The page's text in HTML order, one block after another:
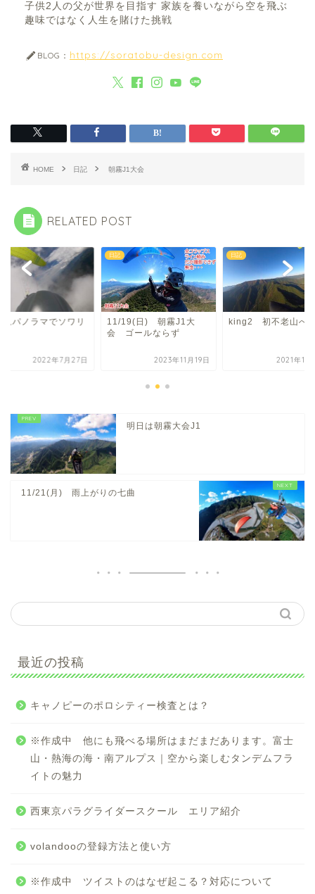
子供2人の父が世界を目指す 家族を養いながら空を飛ぶ
趣味ではなく人生を賭けた挑戦
BLOG： https://soratobu-design.com
HOME 日記 朝霧J1大会
RELATED POST
見パノラマでソワリ
2022年7月27日
日記
11/19(日) 朝霧J1大
会 ゴールならず
2023年11月19日
日記
king2 初不老山へ
2021年11
明日は朝霧大会J1
11/21(月) 雨上がりの七曲
最近の投稿
キャノピーのポロシティー検査とは？
※作成中 他にも飛べる場所はまだまだあります。富士
山・熱海の海・南アルプス｜空から楽しむタンデムフラ
イトの魅力
西東京パラグライダースクール エリア紹介
volandooの登録方法と使い方
※作成中 ツイストのはなぜ起こる？対応について